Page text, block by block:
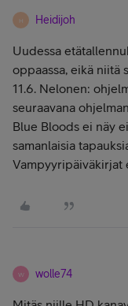
H Heidijoh
Uudessa
oppaassa, eikä niitä
11.6. Nelonen:
seuraavana
Blue Bloods ei näy
samanlaisia
Vampyyripäiväkirjat
W wolle74